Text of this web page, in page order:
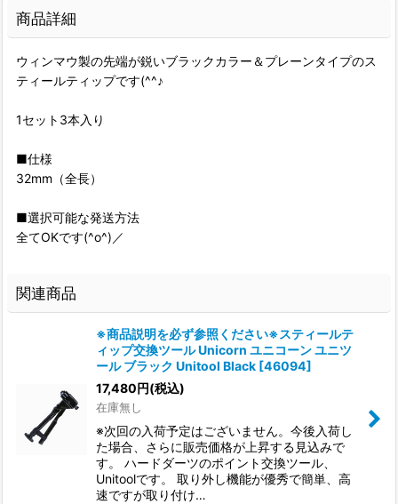
商品詳細
ウィンマウ製の先端が鋭いブラックカラー＆プレーンタイプのス
ティールティップです(^^♪
1セット3本入り
■仕様
32mm（全長）
■選択可能な発送方法
全てOKです(^o^)／
関連商品
※商品説明を必ず参照ください※スティールテ
ィップ交換ツール Unicorn ユニコーン ユニツ
ール ブラック Unitool Black [46094]
17,480 円(税込)
在庫無し
※次回の入荷予定はございません。今後入荷し
た場合、さらに販売価格が上昇する見込みで
す。 ハードダーツのポイント交換ツール、
Unitoolです。 取り外し機能が優秀で簡単、高
速ですが取り付け…